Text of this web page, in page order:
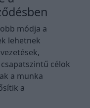
módja a
lehetnek
célok
a munka
a